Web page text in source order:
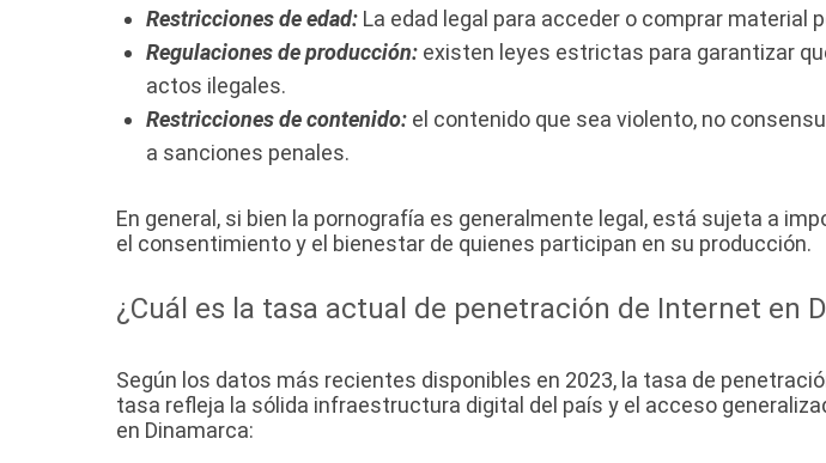
Restricciones de edad: La edad legal para acceder o comprar material
Regulaciones de producción: existen leyes estrictas para garantizar
actos ilegales.
Restricciones de contenido: el contenido que sea violento, no
a sanciones penales.
En general, si bien la pornografía es generalmente legal, está sujeta a
el consentimiento y el bienestar de quienes participan en su producción.
¿Cuál es la tasa actual de penetración de Internet en
Según los datos más recientes disponibles en 2023, la tasa de
tasa refleja la sólida infraestructura digital del país y el acceso
en Dinamarca: